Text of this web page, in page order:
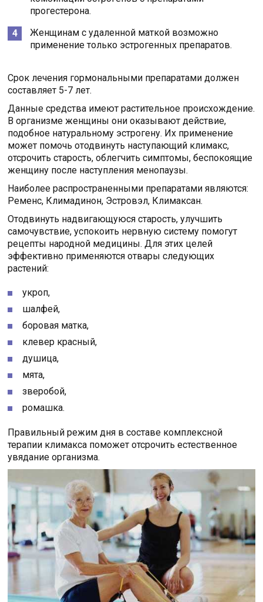
прогестерона.
Женщинам с удаленной маткой возможно
применение только эстрогенных препаратов.
Срок лечения гормональными препаратами должен
составляет 5-7 лет.
Данные средства имеют растительное происхождение.
В организме женщины они оказывают действие,
подобное натуральному эстрогену. Их применение
может помочь отодвинуть наступающий климакс,
отсрочить старость, облегчить симптомы, беспокоящие
женщину после наступления менопаузы.
Наиболее распространенными препаратами являются:
Ременс, Климадинон, Эстровэл, Климаксан.
Отодвинуть надвигающуюся старость, улучшить
самочувствие, успокоить нервную систему помогут
рецепты народной медицины. Для этих целей
эффективно применяются отвары следующих
растений:
укроп,
шалфей,
боровая матка,
клевер красный,
душица,
мята,
зверобой,
ромашка.
Правильный режим дня в составе комплексной
терапии климакса поможет отсрочить естественное
увядание организма.